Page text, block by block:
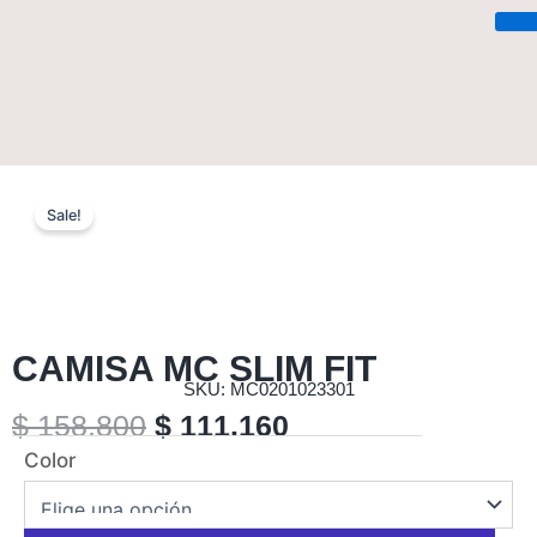
Sale!
CAMISA MC SLIM FIT
SKU: MC0201023301
$158.800
precio
original
era:
$ 158.800.
$ 111.160
El
precio
Color
CAMISA
MC
SLIM
FIT